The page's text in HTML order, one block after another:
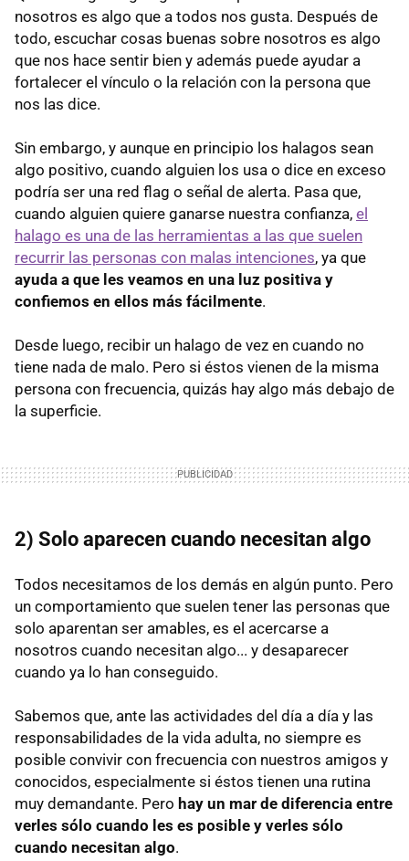
nosotros es algo que a todos nos gusta. Después de
todo, escuchar cosas buenas sobre nosotros es algo
que nos hace sentir bien y además puede ayudar a
fortalecer el vínculo o la relación con la persona que
nos las dice.
Sin embargo, y aunque en principio los halagos sean
algo positivo, cuando alguien los usa o dice en exceso
podría ser una red flag o señal de alerta. Pasa que,
cuando alguien quiere ganarse nuestra confianza, el
halago es una de las herramientas a las que suelen
recurrir las personas con malas intenciones, ya que
ayuda a que les veamos en una luz positiva y
confiemos en ellos más fácilmente.
Desde luego, recibir un halago de vez en cuando no
tiene nada de malo. Pero si éstos vienen de la misma
persona con frecuencia, quizás hay algo más debajo de
la superficie.
2) Solo aparecen cuando necesitan algo
Todos necesitamos de los demás en algún punto. Pero
un comportamiento que suelen tener las personas que
solo aparentan ser amables, es el acercarse a
nosotros cuando necesitan algo... y desaparecer
cuando ya lo han conseguido.
Sabemos que, ante las actividades del día a día y las
responsabilidades de la vida adulta, no siempre es
posible convivir con frecuencia con nuestros amigos y
conocidos, especialmente si éstos tienen una rutina
muy demandante. Pero hay un mar de diferencia entre
verles sólo cuando les es posible y verles sólo
cuando necesitan algo.